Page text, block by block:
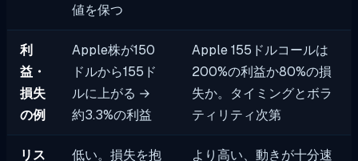
値を保つ
利
益・
損失
の例
Apple株が150
ドルから155ド
ルに上がる →
約3.3%の利益
Apple 155ドルコールは
200%の利益か80%の損
失か。タイミングとボラ
ティリティ次第
リス
低い。損失を抱
より高い、動きが十分速